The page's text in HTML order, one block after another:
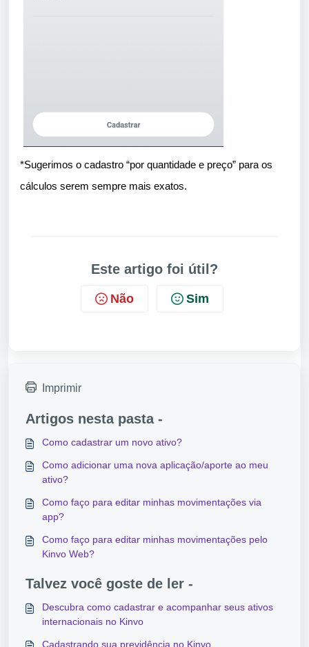
*Sugerimos o cadastro “por quantidade e preço” para os
cálculos serem sempre mais exatos.
Este artigo foi útil?
Não Sim
Imprimir
Artigos nesta pasta -
Como cadastrar um novo ativo?
Como adicionar uma nova aplicação/aporte ao meu
ativo?
Como faço para editar minhas movimentações via
app?
Como faço para editar minhas movimentações pelo
Kinvo Web?
Talvez você goste de ler -
Descubra como cadastrar e acompanhar seus ativos
internacionais no Kinvo
Cadastrando sua previdência no Kinvo